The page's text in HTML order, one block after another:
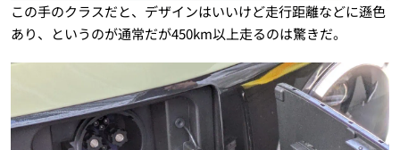
この手のクラスだと、デザインはいいけど走行距離などに遜色
あり、というのが通常だが450km以上走るのは驚きだ。